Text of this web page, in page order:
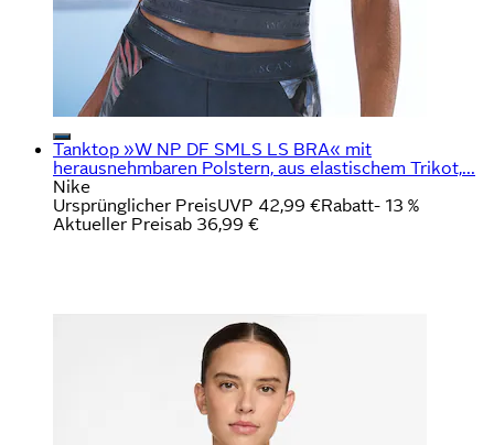
Tanktop »W NP DF SMLS LS BRA« mit
herausnehmbaren Polstern, aus elastischem Trikot,...
Nike
Ursprünglicher PreisUVP 42,99 €Rabatt- 13 %
Aktueller Preisab 36,99 €